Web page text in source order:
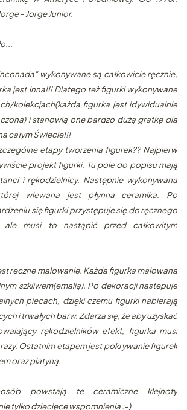
- Jorge Junior.
wykonywane są całkowicie ręcznie,
jest inna!!! Dlatego też figurki wykonywane
kolekcjach(każda figurka jest idywidualnie
i stanowią one bardzo dużą gratkę dla
całym Świecie!!!
etapy tworzenia figurek?? Najpierw
projekt figurki. Tu pole do popisu mają
i rękodzielnicy. Następnie wykonywana
wlewana jest płynna ceramika. Po
się figurki przystępuje się do ręcznego
ale musi to nastąpić przed całkowitym
ręczne malowanie. Każda figurka malowana
szkliwem(emalią). Po dekoracji następuje
piecach, dzięki czemu figurki nabierają
i trwałych barw. Zdarza się, że aby uzyskać
rękodzielników efekt, figurka musi
Ostatnim etapem jest pokrywanie figurek
oraz platyną.
powstają te ceramiczne klejnoty
tylko dziecięce wspomnienia :-)